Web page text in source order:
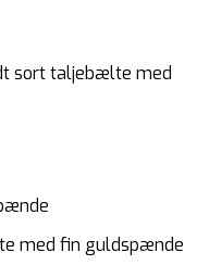
sort taljebælte med
med fin guldspænde